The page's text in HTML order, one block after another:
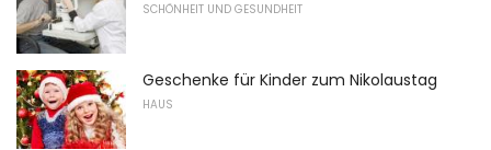
SCHÖNHEIT UND GESUNDHEIT
Geschenke für Kinder zum Nikolaustag
HAUS